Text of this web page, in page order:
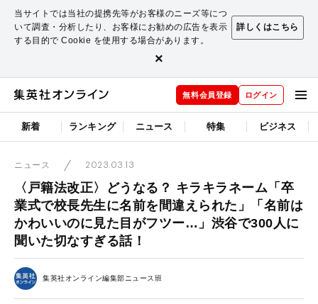
当サイトでは当社の提携先等がお客様のニーズ等につ
いて調査・分析したり、お客様にお勧めの広告を表示
する目的で Cookie を使用する場合があります。
詳しくはこちら
×
無料会員登録 ログイン
新着 ランキング ニュース 特集 ビジネス
ニュース 2023.03.13
〈戸籍法改正〉どうなる？ キラキラネーム「卒
業式で校長先生に名前を間違えられた」「名前は
かわいいのに見た目がフツー…」渋谷で300人に
聞いた切なすぎる話！
集英社オンライン編集部ニュース班